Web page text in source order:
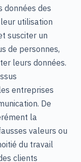
données des
utilisation
susciter un
de personnes,
leurs données.
entreprises
De
la
valeurs ou
du travail
clients